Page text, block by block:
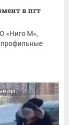
в пгт
«Ниго М»,
профильные